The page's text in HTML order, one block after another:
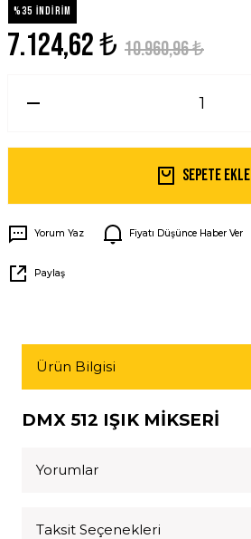
%35 İNDİRİM
7.124,62 ₺ 10.960,96 ₺
Sepete Ekle
Yorum Yaz Fiyatı Düşünce Haber Ver
Paylaş
Ürün Bilgisi
DMX 512 IŞIK MİKSERİ
Yorumlar
Taksit Seçenekleri